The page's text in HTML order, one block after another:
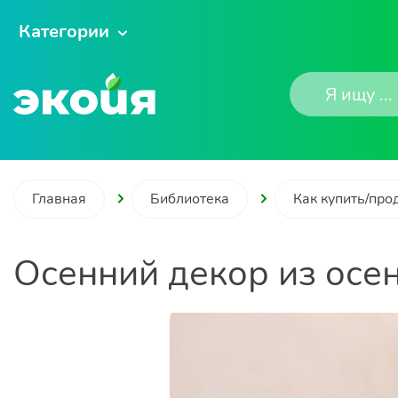
Категории
Главная Библиотека Как купить/
Осенний декор из